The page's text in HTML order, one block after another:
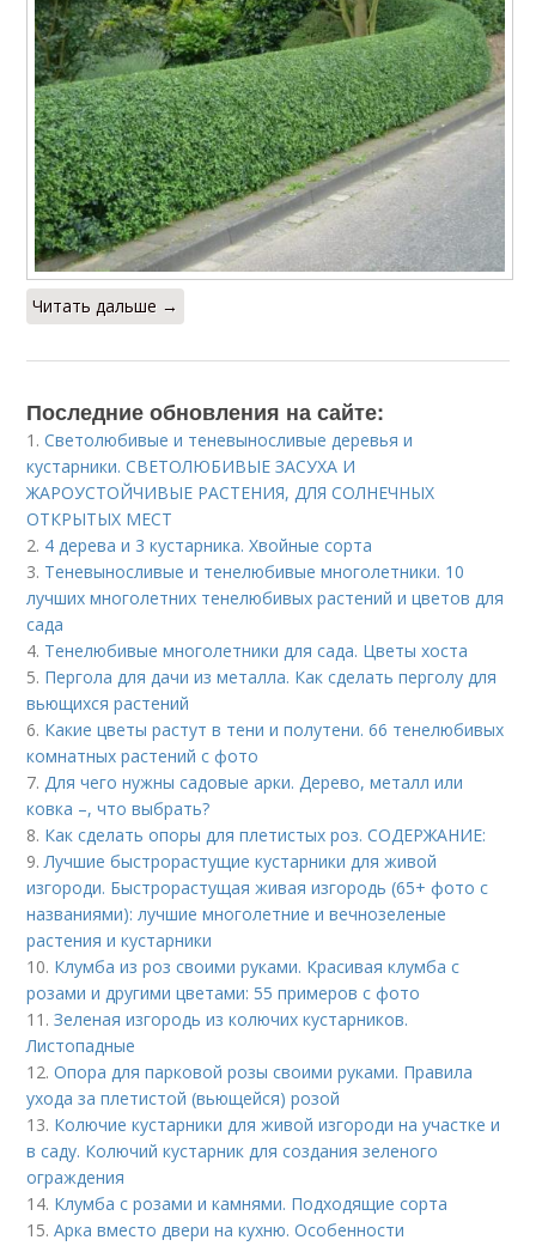
Читать дальше →
Последние обновления на сайте:
1.Светолюбивые и теневыносливые деревья и
кустарники. СВЕТОЛЮБИВЫЕ ЗАСУХА И
ЖАРОУСТОЙЧИВЫЕ РАСТЕНИЯ, ДЛЯ СОЛНЕЧНЫХ
ОТКРЫТЫХ МЕСТ
2. 4 дерева и 3 кустарника. Хвойные сорта
3. Теневыносливые и тенелюбивые многолетники. 10
лучших многолетних тенелюбивых растений и цветов для
сада
4. Тенелюбивые многолетники для сада. Цветы хоста
5. Пергола для дачи из металла. Как сделать перголу для
вьющихся растений
6. Какие цветы растут в тени и полутени. 66 тенелюбивых
комнатных растений с фото
7. Для чего нужны садовые арки. Дерево, металл или
ковка –, что выбрать?
8. Как сделать опоры для плетистых роз. СОДЕРЖАНИЕ:
9. Лучшие быстрорастущие кустарники для живой
изгороди. Быстрорастущая живая изгородь (65+ фото с
названиями): лучшие многолетние и вечнозеленые
растения и кустарники
10. Клумба из роз своими руками. Красивая клумба с
розами и другими цветами: 55 примеров с фото
11.Зеленая изгородь из колючих кустарников.
Листопадные
12.Опора для парковой розы своими руками. Правила
ухода за плетистой (вьющейся) розой
13. Колючие кустарники для живой изгороди на участке и
в саду. Колючий кустарник для создания зеленого
ограждения
14. Клумба с розами и камнями. Подходящие сорта
15.Арка вместо двери на кухню. Особенности